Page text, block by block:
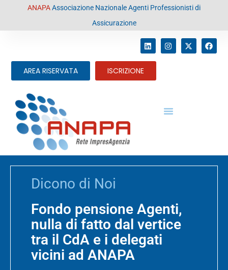
contenutoANAPAAssociazione Nazionale Agenti Professionisti di
Assicurazione
AREA RISERVATA ISCRIZIONE
Dicono di Noi
Fondo pensione Agenti,
nulla di fatto dal vertice
tra il CdA e i delegati
vicini ad ANAPA